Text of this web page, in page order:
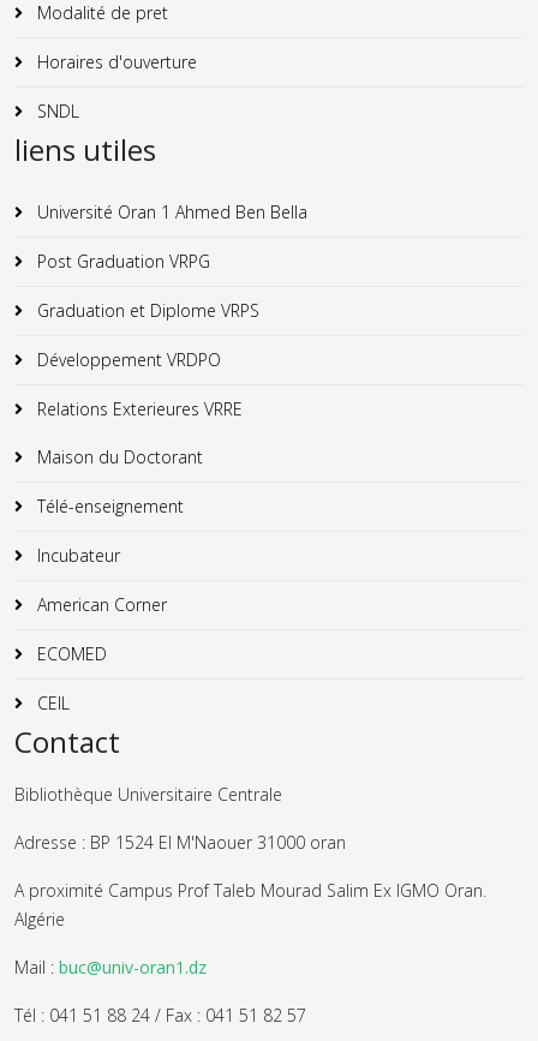
Modalité de pret
Horaires d'ouverture
SNDL
liens utiles
Université Oran 1 Ahmed Ben Bella
Post Graduation VRPG
Graduation et Diplome VRPS
Développement VRDPO
Relations Exterieures VRRE
Maison du Doctorant
Télé-enseignement
Incubateur
American Corner
ECOMED
CEIL
Contact
Bibliothèque Universitaire Centrale
Adresse : BP 1524 El M'Naouer 31000 oran
A proximité Campus Prof Taleb Mourad Salim Ex IGMO Oran.
Algérie
Mail : buc@univ-oran1.dz
Tél : 041 51 88 24 / Fax : 041 51 82 57